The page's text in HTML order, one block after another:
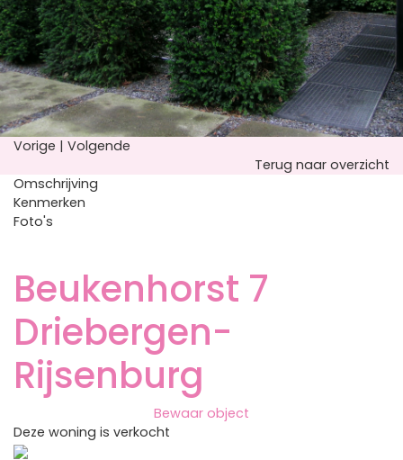
Vorige | Volgende
Terug naar overzicht
Omschrijving
Kenmerken
Foto's
Beukenhorst 7
Driebergen-
Rijsenburg
Bewaar object
Deze woning is verkocht